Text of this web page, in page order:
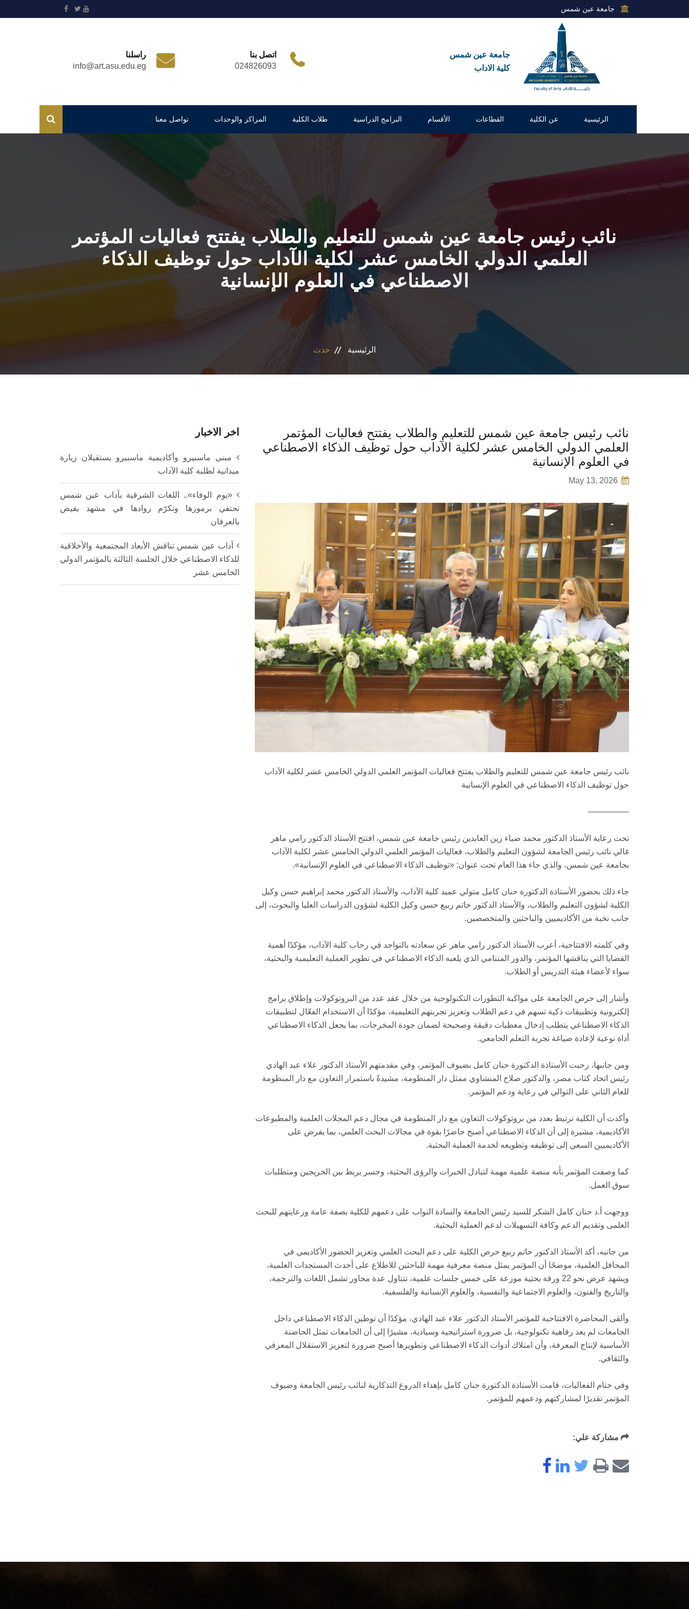
جامعة عين شمس
جامعة عين شمس
كلية الاداب
اتصل بنا
024826093
راسلنا
info@art.asu.edu.eg
الرئيسية عن الكلية القطاعات الأقسام البرامج الدراسية طلاب الكلية المراكز والوحدات تواصل معنا
نائب رئيس جامعة عين شمس للتعليم والطلاب يفتتح فعاليات المؤتمر
العلمي الدولي الخامس عشر لكلية الآداب حول توظيف الذكاء
الاصطناعي في العلوم الإنسانية
الرئيسية حدث
نائب رئيس جامعة عين شمس للتعليم والطلاب يفتتح فعاليات المؤتمر
العلمي الدولي الخامس عشر لكلية الآداب حول توظيف الذكاء الاصطناعي
في العلوم الإنسانية
May 13, 2026
نائب رئيس جامعة عين شمس للتعليم والطلاب يفتتح فعاليات المؤتمر العلمي الدولي الخامس عشر لكلية الآداب
حول توظيف الذكاء الاصطناعي في العلوم الإنسانية
—————
تحت رعاية الأستاذ الدكتور محمد ضياء زين العابدين رئيس جامعة عين شمس، افتتح الأستاذ الدكتور رامي ماهر
غالي نائب رئيس الجامعة لشؤون التعليم والطلاب، فعاليات المؤتمر العلمي الدولي الخامس عشر لكلية الآداب
بجامعة عين شمس، والذي جاء هذا العام تحت عنوان: «توظيف الذكاء الاصطناعي في العلوم الإنسانية».
جاء ذلك بحضور الأستاذة الدكتورة حنان كامل متولي عميد كلية الآداب، والأستاذ الدكتور محمد إبراهيم حسن وكيل
الكلية لشؤون التعليم والطلاب، والأستاذ الدكتور حاتم ربيع حسن وكيل الكلية لشؤون الدراسات العليا والبحوث، إلى
جانب نخبة من الأكاديميين والباحثين والمتخصصين.
وفي كلمته الافتتاحية، أعرب الأستاذ الدكتور رامي ماهر عن سعادته بالتواجد في رحاب كلية الآداب، مؤكدًا أهمية
القضايا التي يناقشها المؤتمر، والدور المتنامي الذي يلعبه الذكاء الاصطناعي في تطوير العملية التعليمية والبحثية،
سواء لأعضاء هيئة التدريس أو الطلاب.
وأشار إلى حرص الجامعة على مواكبة التطورات التكنولوجية من خلال عقد عدد من البروتوكولات وإطلاق برامج
إلكترونية وتطبيقات ذكية تسهم في دعم الطلاب وتعزيز تجربتهم التعليمية، مؤكدًا أن الاستخدام الفعّال لتطبيقات
الذكاء الاصطناعي يتطلب إدخال معطيات دقيقة وصحيحة لضمان جودة المخرجات، بما يجعل الذكاء الاصطناعي
أداة نوعية لإعادة صياغة تجربة التعلم الجامعي.
ومن جانبها، رحبت الأستاذة الدكتورة حنان كامل بضيوف المؤتمر، وفي مقدمتهم الأستاذ الدكتور علاء عبد الهادي
رئيس اتحاد كتاب مصر، والدكتور صلاح المنشاوي ممثل دار المنظومة، مشيدةً باستمرار التعاون مع دار المنظومة
للعام الثاني على التوالي في رعاية ودعم المؤتمر.
وأكدت أن الكلية ترتبط بعدد من بروتوكولات التعاون مع دار المنظومة في مجال دعم المجلات العلمية والمطبوعات
الأكاديمية، مشيرة إلى أن الذكاء الاصطناعي أصبح حاضرًا بقوة في مجالات البحث العلمي، بما يفرض على
الأكاديميين السعي إلى توظيفه وتطويعه لخدمة العملية البحثية.
كما وصفت المؤتمر بأنه منصة علمية مهمة لتبادل الخبرات والرؤى البحثية، وجسر يربط بين الخريجين ومتطلبات
سوق العمل.
ووجهت أ.د حنان كامل الشكر للسيد رئيس الجامعة والسادة النواب على دعمهم للكلية بصفة عامة ورعايتهم للبحث
العلمى وتقديم الدعم وكافة التسهيلات لدعم العملية البحثية.
من جانبه، أكد الأستاذ الدكتور حاتم ربيع حرص الكلية على دعم البحث العلمي وتعزيز الحضور الأكاديمي في
المحافل العلمية، موضحًا أن المؤتمر يمثل منصة معرفية مهمة للباحثين للاطلاع على أحدث المستجدات العلمية،
ويشهد عرض نحو 22 ورقة بحثية موزعة على خمس جلسات علمية، تتناول عدة محاور تشمل اللغات والترجمة،
والتاريخ والفنون، والعلوم الاجتماعية والنفسية، والعلوم الإنسانية والفلسفية.
وألقى المحاضرة الافتتاحية للمؤتمر الأستاذ الدكتور علاء عبد الهادي، مؤكدًا أن توطين الذكاء الاصطناعي داخل
الجامعات لم يعد رفاهية تكنولوجية، بل ضرورة استراتيجية وسيادية، مشيرًا إلى أن الجامعات تمثل الحاضنة
الأساسية لإنتاج المعرفة، وأن امتلاك أدوات الذكاء الاصطناعي وتطويرها أصبح ضرورة لتعزيز الاستقلال المعرفي
والثقافي.
وفي ختام الفعاليات، قامت الأستاذة الدكتورة حنان كامل بإهداء الدروع التذكارية لنائب رئيس الجامعة وضيوف
المؤتمر تقديرًا لمشاركتهم ودعمهم للمؤتمر.
مشاركة علي:
اخر الاخبار
مبنى ماسبيرو وأكاديمية ماسبيرو يستقبلان زيارة
ميدانية لطلبة كلية الآداب
«يوم الوفاء».. اللغات الشرقية بآداب عين شمس
تحتفي برموزها وتكرّم روادها في مشهد يفيض
بالعرفان
آداب عين شمس تناقش الأبعاد المجتمعية والأخلاقية
للذكاء الاصطناعي خلال الجلسة الثالثة بالمؤتمر الدولي
الخامس عشر